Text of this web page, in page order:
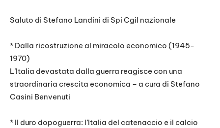
Saluto di Stefano Landini di Spi Cgil nazionale
* Dalla ricostruzione al miracolo economico (1945-
1970)
L’Italia devastata dalla guerra reagisce con una
straordinaria crescita economica – a cura di Stefano
Casini Benvenuti
* Il duro dopoguerra: l’Italia del catenaccio e il calcio